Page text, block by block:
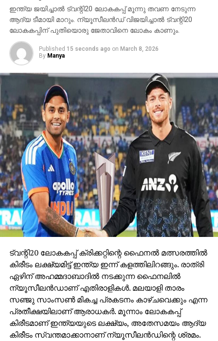
ഇന്ത്യ ജയിച്ചാല്‍ ട്വന്റി20 ലോകകപ്പ് മൂന്നു തവണ നേടുന്ന
ആദ്യ ടീമായി മാറും. ന്യൂസീലന്‍ഡ് വിജയിച്ചാല്‍ ട്വന്റി20
ലോകകപ്പിന് പുതിയൊരു ജേതാവിനെ ലോകം കാണും.
Published 15 seconds ago on March 8, 2026
By Manya
ട്വന്റി20 ലോകകപ്പ് ക്രിക്കറ്റിന്റെ ഫൈനല്‍ മത്സരത്തില്‍
കിരീടം ലക്ഷ്യമിട്ട് ഇന്ത്യ ഇന്ന് കളത്തിലിറങ്ങും. രാത്രി
ഏഴിന് അഹമ്മദാബാദില്‍ നടക്കുന്ന ഫൈനലില്‍
ന്യൂസീലന്‍ഡാണ് എതിരാളികള്‍. മലയാളി താരം
സഞ്ജു സാംസണ്‍ മികച്ച പ്രകടനം കാഴ്ചവെക്കും എന്ന
പ്രതീക്ഷയിലാണ് ആരാധകര്‍. മൂന്നാം ലോകകപ്പ്
കിരീടമാണ് ഇന്ത്യയുടെ ലക്ഷ്യം, അതേസമയം ആദ്യ
കിരീടം സ്വന്തമാക്കാനാണ് ന്യൂസീലന്‍ഡിന്റെ ശ്രമം.